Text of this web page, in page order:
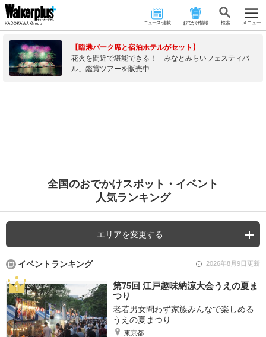
ニュース･連載 おでかけ情報 検 索 メニュー
【臨港パーク席と宿泊ホテルがセット】
花火を間近で堪能できる！「みなとみらいフェスティバ
ル」鑑賞ツアーを販売中
全国のおでかけスポット・イベント
人気ランキング
エリアを変更する
イベントランキング 2026年8月9日更新
第75回 江戸趣味納涼大会うえの夏ま
つり
老若男女問わず家族みんなで楽しめる
うえの夏まつり
東京都